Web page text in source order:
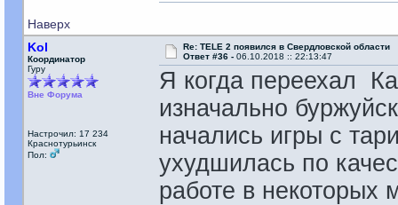
Наверх
Kol
Координатор
Гуру
Вне Форума
Настрочил: 17 234
Краснотурьинск
Пол:
Re: TELE 2 появился в Свердловской области
Ответ #36 - 06.10.2018 :: 22:13:47
Я когда переехал
изначально
начались игры с
ухудшилась по
работе в некоторых